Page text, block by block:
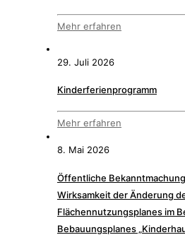
Mehr erfahren
29. Juli 2026
Kinderferienprogramm
Mehr erfahren
8. Mai 2026
Öffentliche
Wirksamkeit der Änderung
Flächennutzungsplanes im
Bebauungsplanes